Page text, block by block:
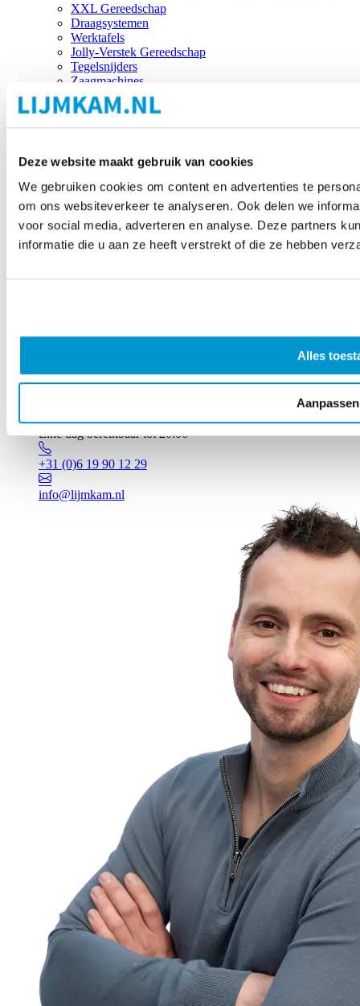
Deze website maakt gebruik van cookies
We gebruiken cookies om content en advertenties te
om ons websiteverkeer te analyseren. Ook delen we
voor social media, adverteren en analyse. Deze partners
informatie die u aan ze heeft verstrekt of die ze hebben
Alles
Aanpassen
XXL Gereedschap
Draagsystemen
Werktafels
Jolly-Verstek Gereedschap
Tegelsnijders
Zaagmachines
Merken
Elke dag bereikbaar tot 20:00
+31 (0)6 19 90 12 29
info@lijmkam.nl